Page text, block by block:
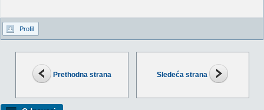
Prethodna strana Sledeća strana
Profil